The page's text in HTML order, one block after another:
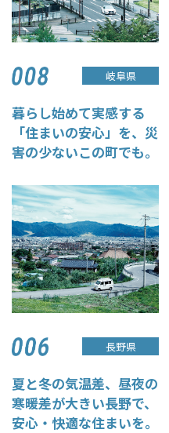
岐阜県
暮らし始めて実感する
「住まいの安心」を、災
害の少ないこの町でも。
長野県
夏と冬の気温差、昼夜の
寒暖差が大きい長野で、
安心・快適な住まいを。